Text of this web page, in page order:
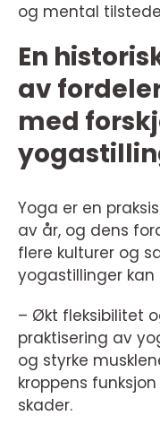
og mental
En
av
med
Yoga er en
av år, og dens
flere kulturer og
yogastillinger kan
– Økt fleksibilitet
praktisering av
og styrke
kroppens
skader.